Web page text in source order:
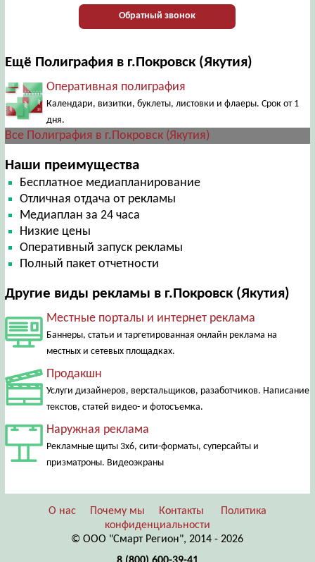
Обратный звонок
Ещё Полиграфия в г.Покровск (Якутия)
Оперативная полиграфия
Календари, визитки, буклеты, листовки и флаеры. Срок от 1
дня.
Все Полиграфия в г.Покровск (Якутия)
Наши преимущества
Бесплатное медиапланирование
Отличная отдача от рекламы
Медиаплан за 24 часа
Низкие цены
Оперативный запуск рекламы
Полный пакет отчетности
Другие виды рекламы в г.Покровск (Якутия)
Местные порталы и интернет реклама
Баннеры, статьи и таргетированная онлайн реклама на
местных и сетевых площадках.
Продакшн
Услуги дизайнеров, верстальщиков, разаботчиков. Написание
текстов, статей видео- и фотосъемка.
Наружная реклама
Рекламные щиты 3х6, сити-форматы, суперсайты и
призматроны. Видеоэкраны
О нас Почему мы Контакты
Политика
конфиденциальности
© ООО "Смарт Регион", 2014 - 2026